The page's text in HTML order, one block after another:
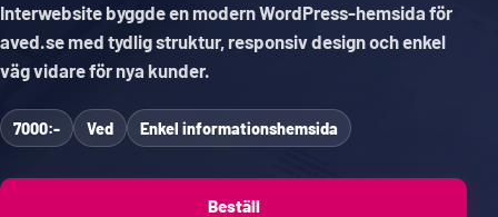
Interwebsite byggde en modern WordPress-hemsida för
aved.se med tydlig struktur, responsiv design och enkel
väg vidare för nya kunder.
7000:- Ved Enkel informationshemsida
Beställ